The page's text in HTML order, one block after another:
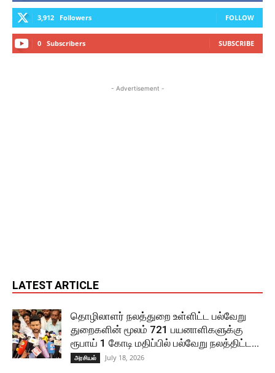
3,912 Followers FOLLOW
0 Subscribers SUBSCRIBE
- Advertisement -
LATEST ARTICLE
தொழிலாளர் நலத்துறை உள்ளிட்ட பல்வேறு
துறைகளின் மூலம் 721 பயனாளிகளுக்கு
ரூபாய் 1 கோடி மதிப்பில் பல்வேறு நலத்திட்ட...
அரசியல் July 18, 2026